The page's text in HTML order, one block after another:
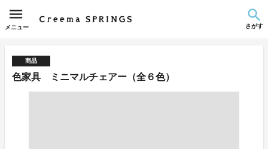
メニュー さがす
商品
色家具 ミニマルチェアー（全６色）